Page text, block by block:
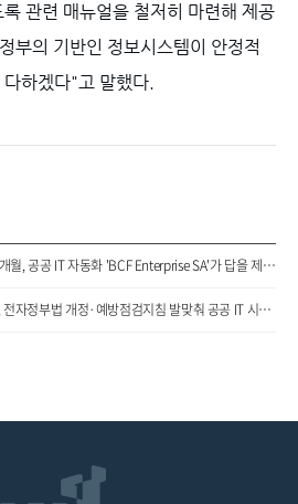
관련 매뉴얼을 철저히 마련해 제공
부의 기반인 정보시스템이 안정적
하겠다"고 말했다.
전자정부법 개정 D-1개월, 공공 IT 자동화 'BCF Enterprise SA'가 답을 제시하다
한국비씨피솔루션즈, 전자정부법 개정·예방점검지침 발맞춰 공공 IT 시장 공략 가속화